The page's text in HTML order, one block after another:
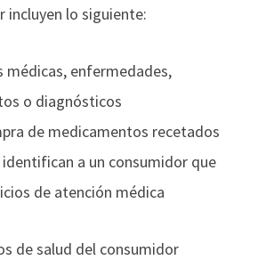
incluyen lo siguiente:
médicas, enfermedades,
o diagnósticos
de medicamentos recetados
a un consumidor que
de atención médica
de salud del consumidor